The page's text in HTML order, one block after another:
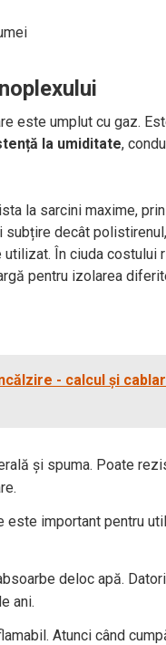
este umplut cu gaz.
la umiditate,
la sarcini maxime,
decât
În ciuda costului
pentru izolarea
- calcul și
și spuma. Poate
este important pentru
deloc apă.
ani.
Atunci când